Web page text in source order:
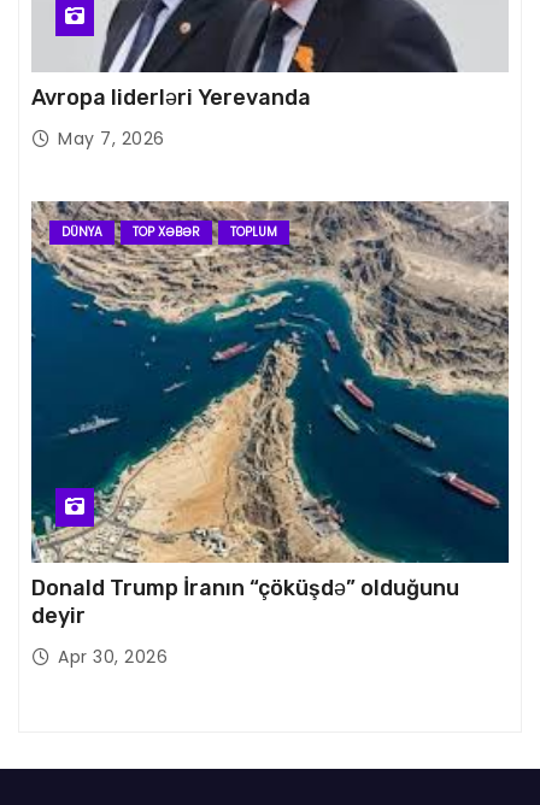
Avropa liderləri Yerevanda
May 7, 2026
DÜNYA TOP XƏBƏR TOPLUM
Donald Trump İranın “çöküşdə” olduğunu
deyir
Apr 30, 2026